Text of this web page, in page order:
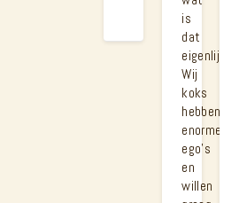
is
dat
eigenlijk?
Wij
koks
hebben
enorme
ego’s
en
willen